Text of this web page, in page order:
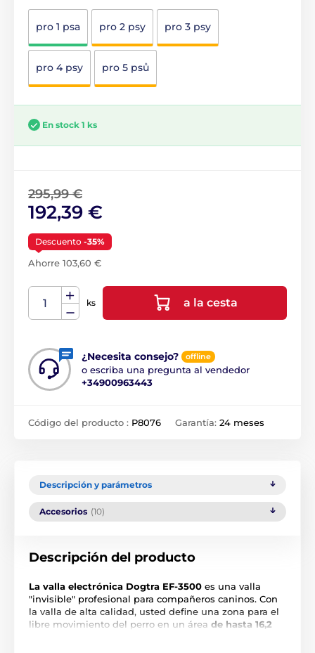
pro 1 psa pro 2 psy pro 3 psy
pro 4 psy pro 5 psů
En stock 1 ks
295,99 €
192,39 €
Descuento -35%
Ahorre 103,60 €
ks a la cesta
¿Necesita consejo? offline
o escriba una pregunta al vendedor
+34900963443
Código del producto : P8076 Garantía: 24 meses
Descripción y parámetros
Accesorios (10)
Descripción del producto
La valla electrónica Dogtra EF-3500 es una valla
"invisible" profesional para compañeros caninos. Con
la valla de alta calidad, usted define una zona para el
libre movimiento del perro en un área de hasta 16,2